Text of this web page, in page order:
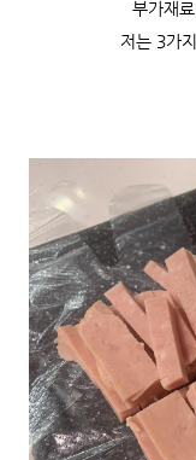
부가재
저는 3가